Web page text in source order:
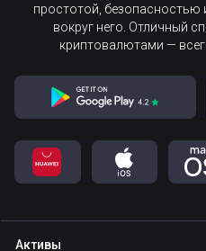
простотой,
вокруг него. Отличный
криптовалютами —
Активы